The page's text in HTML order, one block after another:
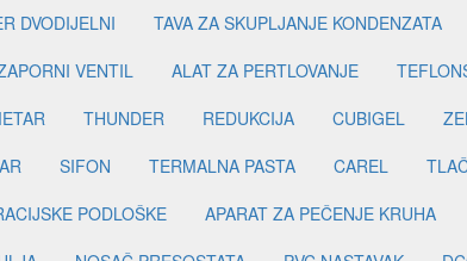
DVODIJELNI TAVA ZA SKUPLJANJE KONDENZATA
VENTIL ALAT ZA PERTLOVANJE
THUNDER REDUKCIJA CUBIGEL
SIFON TERMALNA PASTA CAREL
PODLOŠKE APARAT ZA PEČENJE KRUHA